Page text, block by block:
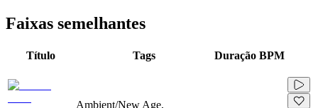
Faixas semelhantes
Título Tags Duração BPM
Ambient/New Age,